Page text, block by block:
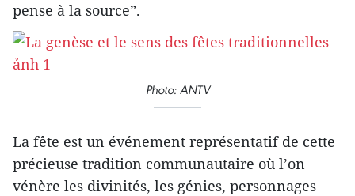
pense à la source”.
Photo: ANTV
La fête est un événement représentatif de cette
précieuse tradition communautaire où l’on
vénère les divinités, les génies, personnages